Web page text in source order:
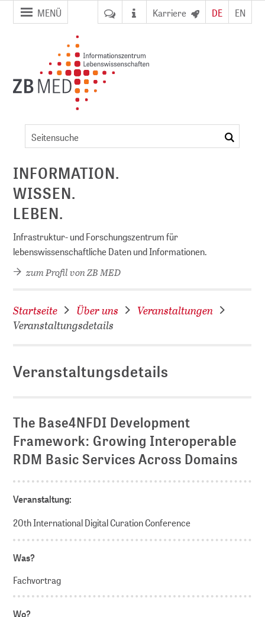
Zur
Seitennavigation
Zum
Inhalt
MENÜ Karriere DE EN
suchen
INFORMATION.
WISSEN.
LEBEN.
Infrastruktur- und Forschungszentrum für
lebenswissenschaftliche Daten und Informationen.
zum Profil von ZB MED
Startseite Über uns
Veranstaltungen
Veranstaltungsdetails
Veranstaltungsdetails
The Base4NFDI Development
Framework: Growing Interoperable
RDM Basic Services Across Domains
Veranstaltung:
20th International Digital Curation Conference
Was?
Fachvortrag
Wo?